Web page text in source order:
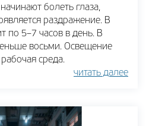
болеть глаза,
раздражение. В
по 5–7 часов в день. В
восьми. Освещение
среда.
читать далее